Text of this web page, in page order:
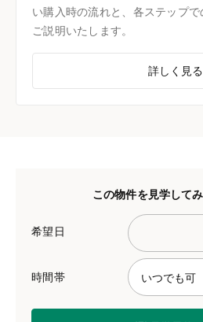
い購入時の流れと、各ステップ
ご説明いたします。
詳しく見る
この物件を見学して
希望日
時間帯